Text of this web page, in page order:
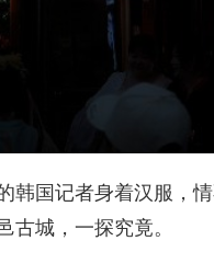
国记者身着汉服，
城，一探究竟。